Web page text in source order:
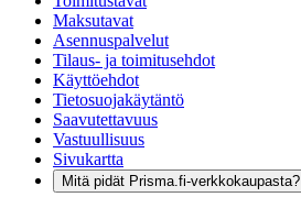
Maksutavat
Asennuspalvelut
Tilaus- ja toimitusehdot
Käyttöehdot
Tietosuojakäytäntö
Saavutettavuus
Vastuullisuus
Sivukartta
Mitä pidät Prisma.fi-verkkokaupasta?